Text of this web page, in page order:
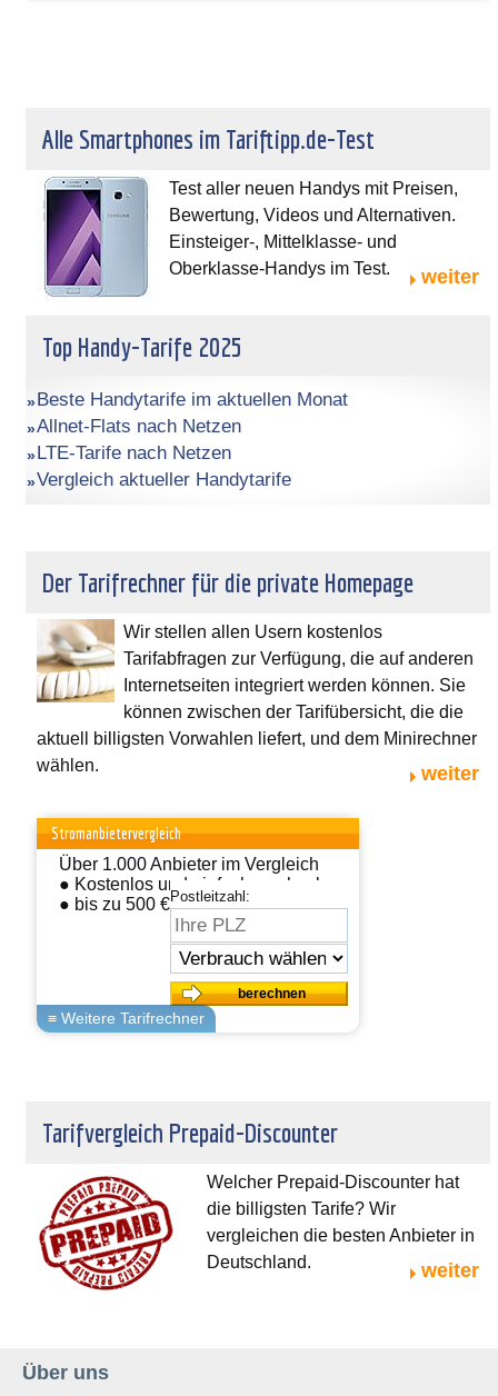
Alle Smartphones im Tariftipp.de-Test
Test aller neuen Handys mit Preisen,
Bewertung, Videos und Alternativen.
Einsteiger-, Mittelklasse- und
Oberklasse-Handys im Test.
weiter
Top Handy-Tarife 2025
Beste Handytarife im aktuellen Monat
Allnet-Flats nach Netzen
LTE-Tarife nach Netzen
Vergleich aktueller Handytarife
Der Tarifrechner für die private Homepage
Wir stellen allen Usern kostenlos
Tarifabfragen zur Verfügung, die auf anderen
Internetseiten integriert werden können. Sie
können zwischen der Tarifübersicht, die die
aktuell billigsten Vorwahlen liefert, und dem Minirechner
wählen.
weiter
Stromanbietervergleich
Über 1.000 Anbieter im Vergleich
● Kostenlos und einfach wechseln
● bis zu 500 € sparen
Postleitzahl:
Tarifvergleich Prepaid-Discounter
Welcher Prepaid-Discounter hat
die billigsten Tarife? Wir
vergleichen die besten Anbieter in
Deutschland.
weiter
Über uns